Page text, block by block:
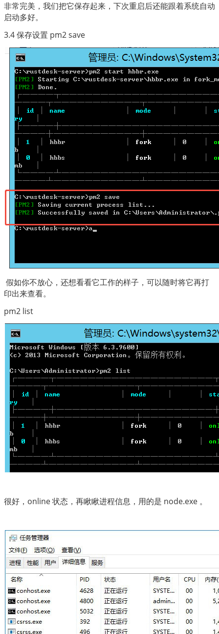
非常完美，我们把它保存起来，下次重启后还能跟着系统自动
启动多好。
3.4 保存设置 pm2 save
印出来查看。
pm2 list
很好，online 状态，再瞅瞅进程信息，用的是 node.exe 。